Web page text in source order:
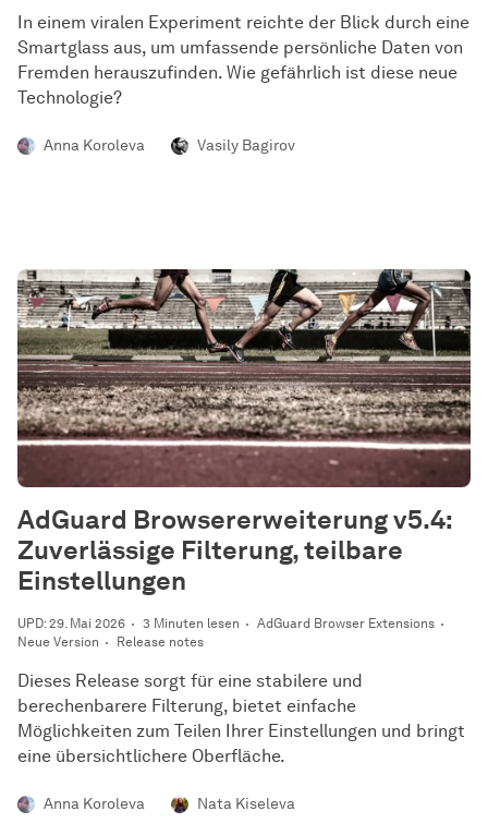
In einem viralen Experiment reichte der Blick durch eine
Smartglass aus, um umfassende persönliche Daten von
Fremden herauszufinden. Wie gefährlich ist diese neue
Technologie?
Anna Koroleva Vasily Bagirov
UPD: 29. Mai 2026 3 Minuten lesen
AdGuard Browser Extensions
Neue Version
Release notes
AdGuard Browsererweiterung v5.4:
Zuverlässige Filterung, teilbare
Einstellungen
Dieses Release sorgt für eine stabilere und
berechenbarere Filterung, bietet einfache
Möglichkeiten zum Teilen Ihrer Einstellungen und bringt
eine übersichtlichere Oberfläche.
Anna Koroleva Nata Kiseleva